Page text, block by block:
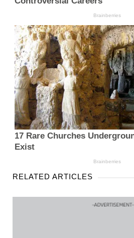
RELATED ARTICLES